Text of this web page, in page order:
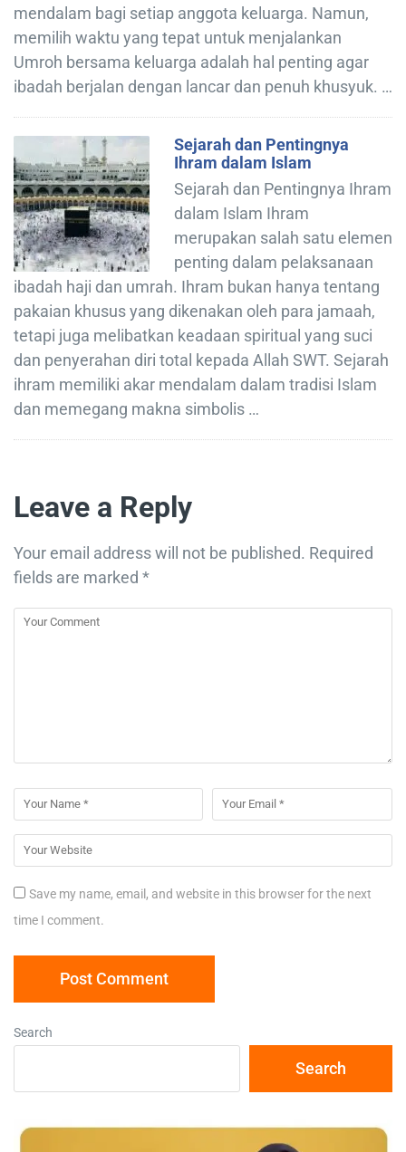
mendalam bagi setiap anggota keluarga. Namun,
memilih waktu yang tepat untuk menjalankan
Umroh bersama keluarga adalah hal penting agar
ibadah berjalan dengan lancar dan penuh khusyuk. …
Sejarah dan Pentingnya
Ihram dalam Islam
Sejarah dan Pentingnya Ihram
dalam Islam Ihram
merupakan salah satu elemen
penting dalam pelaksanaan
ibadah haji dan umrah. Ihram bukan hanya tentang
pakaian khusus yang dikenakan oleh para jamaah,
tetapi juga melibatkan keadaan spiritual yang suci
dan penyerahan diri total kepada Allah SWT. Sejarah
ihram memiliki akar mendalam dalam tradisi Islam
dan memegang makna simbolis …
Leave a Reply
Your email address will not be published. Required
fields are marked *
Save my name, email, and website in this browser for the next
time I comment.
Search
Search